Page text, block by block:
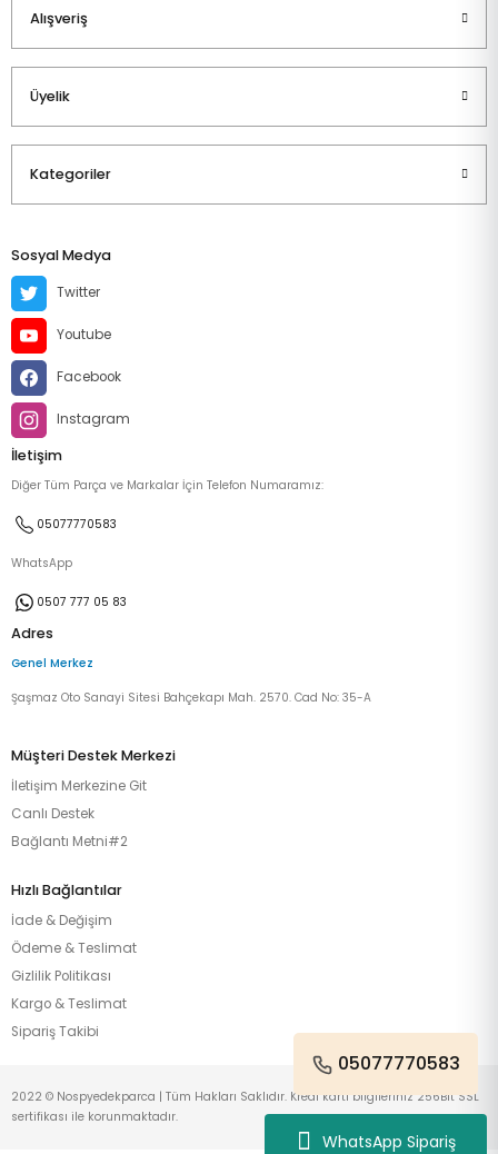
WhatsApp Sipariş
Alışveriş
Üyelik
Kategoriler
Sosyal Medya
Twitter
Youtube
Facebook
Instagram
İletişim
Diğer Tüm Parça ve Markalar İçin Telefon Numaramız:
05077770583
WhatsApp
0507 777 05 83
Adres
Genel Merkez
Şaşmaz Oto Sanayi Sitesi Bahçekapı Mah. 2570. Cad No: 35-A
Müşteri Destek Merkezi
İletişim Merkezine Git
Canlı Destek
Bağlantı Metni#2
Hızlı Bağlantılar
İade & Değişim
Ödeme & Teslimat
Gizlilik Politikası
Kargo & Teslimat
Sipariş Takibi
05077770583
2022 © Nospyedekparca | Tüm Hakları Saklıdır. Kredi kartı bilgileriniz 256Bit SSL
sertifikası ile korunmaktadır.